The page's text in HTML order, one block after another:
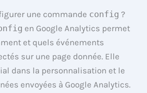
une commande config ?
en Google Analytics permet
et quels événements
sur une page donnée. Elle
dans la personnalisation et le
envoyées à Google Analytics.